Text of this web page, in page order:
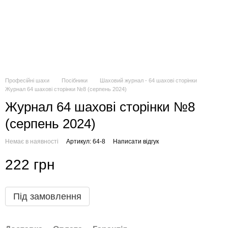
Професійні шахи Посібники
Шаховий журнал - 64 шахові сторінки
Журнал 64 шахові сторінки №8 (серпень 2024)
Журнал 64 шахові сторінки №8
(серпень 2024)
Немає в наявності Артикул: 64-8 Написати відгук
222 грн
Під замовлення